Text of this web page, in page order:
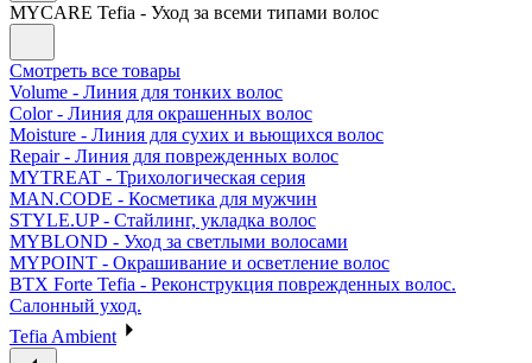
MYCARE Tefia - Уход за всеми типами волос
Смотреть все товары
Volume - Линия для тонких волос
Color - Линия для окрашенных волос
Moisture - Линия для сухих и вьющихся волос
Repair - Линия для поврежденных волос
MYTREAT - Трихологическая серия
MAN.CODE - Косметика для мужчин
STYLE.UP - Стайлинг, укладка волос
MYBLOND - Уход за светлыми волосами
MYPOINT - Окрашивание и осветление волос
BTX Forte Tefia - Реконструкция поврежденных волос.
Салонный уход.
Tefia Ambient